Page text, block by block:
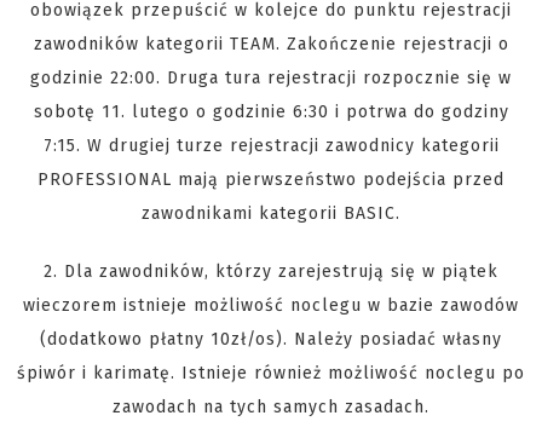
obowiązek przepuścić w kolejce do punktu rejestracji
zawodników kategorii TEAM. Zakończenie rejestracji o
godzinie 22:00. Druga tura rejestracji rozpocznie się w
sobotę 11. lutego o godzinie 6:30 i potrwa do godziny
7:15. W drugiej turze rejestracji zawodnicy kategorii
PROFESSIONAL mają pierwszeństwo podejścia przed
zawodnikami kategorii BASIC.
2. Dla zawodników, którzy zarejestrują się w piątek
wieczorem istnieje możliwość noclegu w bazie zawodów
(dodatkowo płatny 10zł/os). Należy posiadać własny
śpiwór i karimatę. Istnieje również możliwość noclegu po
zawodach na tych samych zasadach.